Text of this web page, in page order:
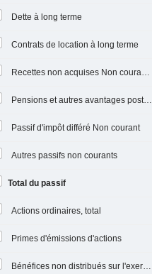
Dette à long terme
Contrats de location à long terme
Recettes non acquises Non courantes
Pensions et autres avantages postérieurs à l'emploi
Passif d'impôt différé Non courant
Autres passifs non courants
Total du passif
Actions ordinaires, total
Primes d'émissions d'actions
Bénéfices non distribués sur l'exercice